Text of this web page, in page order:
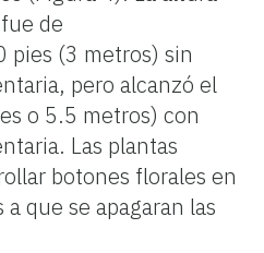
de
pies (3 metros) sin
pero alcanzó el
o 5.5 metros) con
Las plantas
botones florales en
que se apagaran las